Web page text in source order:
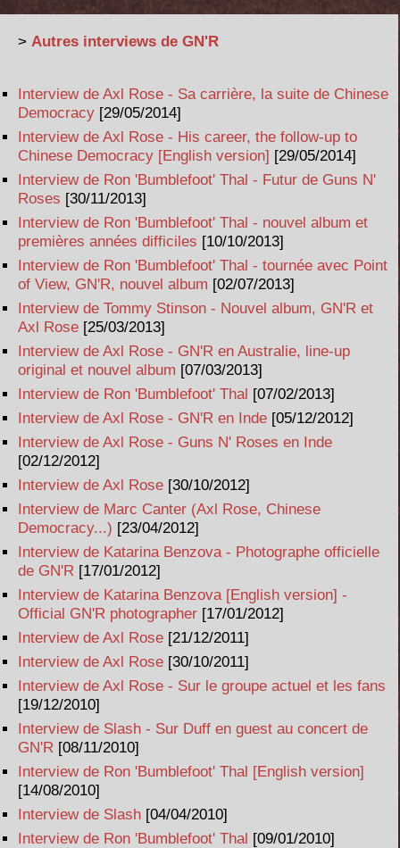
> Autres interviews de GN'R
Interview de Axl Rose - Sa carrière, la suite de Chinese
Democracy [29/05/2014]
Interview de Axl Rose - His career, the follow-up to
Chinese Democracy [English version] [29/05/2014]
Interview de Ron 'Bumblefoot' Thal - Futur de Guns N'
Roses [30/11/2013]
Interview de Ron 'Bumblefoot' Thal - nouvel album et
premières années difficiles [10/10/2013]
Interview de Ron 'Bumblefoot' Thal - tournée avec Point
of View, GN'R, nouvel album [02/07/2013]
Interview de Tommy Stinson - Nouvel album, GN'R et
Axl Rose [25/03/2013]
Interview de Axl Rose - GN'R en Australie, line-up
original et nouvel album [07/03/2013]
Interview de Ron 'Bumblefoot' Thal [07/02/2013]
Interview de Axl Rose - GN'R en Inde [05/12/2012]
Interview de Axl Rose - Guns N' Roses en Inde
[02/12/2012]
Interview de Axl Rose [30/10/2012]
Interview de Marc Canter (Axl Rose, Chinese
Democracy...) [23/04/2012]
Interview de Katarina Benzova - Photographe officielle
de GN'R [17/01/2012]
Interview de Katarina Benzova [English version] -
Official GN'R photographer [17/01/2012]
Interview de Axl Rose [21/12/2011]
Interview de Axl Rose [30/10/2011]
Interview de Axl Rose - Sur le groupe actuel et les fans
[19/12/2010]
Interview de Slash - Sur Duff en guest au concert de
GN'R [08/11/2010]
Interview de Ron 'Bumblefoot' Thal [English version]
[14/08/2010]
Interview de Slash [04/04/2010]
Interview de Ron 'Bumblefoot' Thal [09/01/2010]